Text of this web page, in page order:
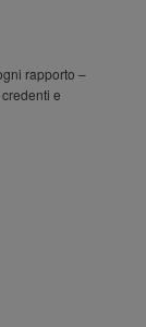
rapporto –
e